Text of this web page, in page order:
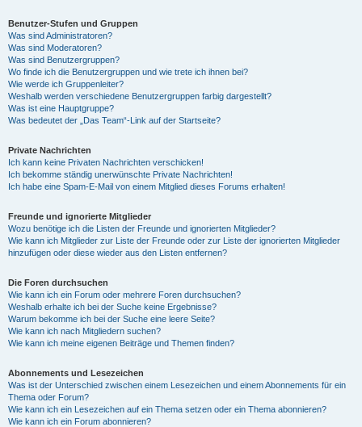
Benutzer-Stufen und Gruppen
Was sind Administratoren?
Was sind Moderatoren?
Was sind Benutzergruppen?
Wo finde ich die Benutzergruppen und wie trete ich ihnen bei?
Wie werde ich Gruppenleiter?
Weshalb werden verschiedene Benutzergruppen farbig dargestellt?
Was ist eine Hauptgruppe?
Was bedeutet der „Das Team“-Link auf der Startseite?
Private Nachrichten
Ich kann keine Privaten Nachrichten verschicken!
Ich bekomme ständig unerwünschte Private Nachrichten!
Ich habe eine Spam-E-Mail von einem Mitglied dieses Forums erhalten!
Freunde und ignorierte Mitglieder
Wozu benötige ich die Listen der Freunde und ignorierten Mitglieder?
Wie kann ich Mitglieder zur Liste der Freunde oder zur Liste der ignorierten Mitglieder
hinzufügen oder diese wieder aus den Listen entfernen?
Die Foren durchsuchen
Wie kann ich ein Forum oder mehrere Foren durchsuchen?
Weshalb erhalte ich bei der Suche keine Ergebnisse?
Warum bekomme ich bei der Suche eine leere Seite?
Wie kann ich nach Mitgliedern suchen?
Wie kann ich meine eigenen Beiträge und Themen finden?
Abonnements und Lesezeichen
Was ist der Unterschied zwischen einem Lesezeichen und einem Abonnements für ein
Thema oder Forum?
Wie kann ich ein Lesezeichen auf ein Thema setzen oder ein Thema abonnieren?
Wie kann ich ein Forum abonnieren?